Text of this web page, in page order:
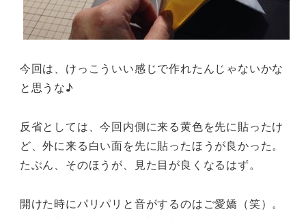
今回は、けっこういい感じで作れたんじゃないかな
と思うな♪
反省としては、今回内側に来る黄色を先に貼ったけ
ど、外に来る白い面を先に貼ったほうが良かった。
たぶん、そのほうが、見た目が良くなるはず。
開けた時にパリパリと音がするのはご愛嬌（笑）。